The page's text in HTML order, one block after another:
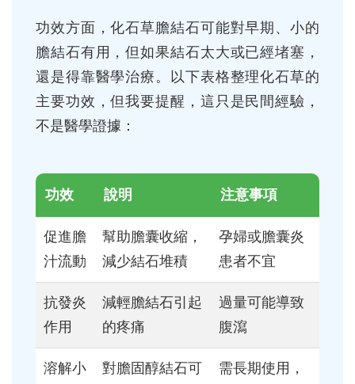
功效方面，化石草膽結石可能對早期、小的
膽結石有用，但如果結石太大或已經堵塞，
還是得靠醫學治療。以下表格整理化石草的
主要功效，但我要提醒，這只是民間經驗，
不是醫學證據：
功效 說明 注意事項
促進膽
汁流動
幫助膽囊收縮，
減少結石堆積
孕婦或膽囊炎
患者不宜
抗發炎
作用
減輕膽結石引起
的疼痛
過量可能導致
腹瀉
溶解小
對膽固醇結石可
需長期使用，